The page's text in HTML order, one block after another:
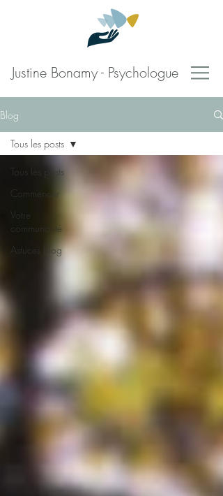
Justine Bonamy - Psychologue
Blog
Tous les posts
Commencer
Votre
communauté
Astuces blog
Tous les posts